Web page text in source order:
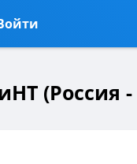
(Россия